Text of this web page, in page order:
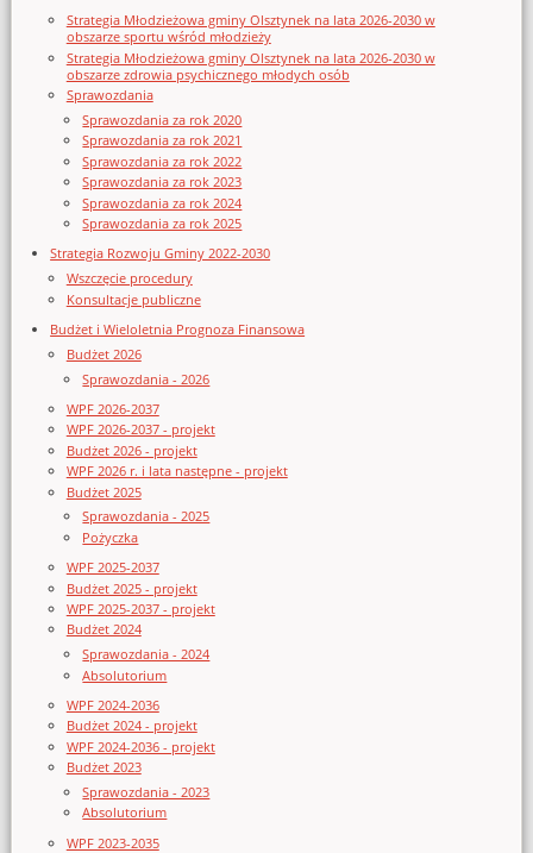
Strategia Młodzieżowa gminy Olsztynek na lata 2026-2030 w
obszarze sportu wśród młodzieży
Strategia Młodzieżowa gminy Olsztynek na lata 2026-2030 w
obszarze zdrowia psychicznego młodych osób
Sprawozdania
Sprawozdania za rok 2020
Sprawozdania za rok 2021
Sprawozdania za rok 2022
Sprawozdania za rok 2023
Sprawozdania za rok 2024
Sprawozdania za rok 2025
Strategia Rozwoju Gminy 2022-2030
Wszczęcie procedury
Konsultacje publiczne
Budżet i Wieloletnia Prognoza Finansowa
Budżet 2026
Sprawozdania - 2026
WPF 2026-2037
WPF 2026-2037 - projekt
Budżet 2026 - projekt
WPF 2026 r. i lata następne - projekt
Budżet 2025
Sprawozdania - 2025
Pożyczka
WPF 2025-2037
Budżet 2025 - projekt
WPF 2025-2037 - projekt
Budżet 2024
Sprawozdania - 2024
Absolutorium
WPF 2024-2036
Budżet 2024 - projekt
WPF 2024-2036 - projekt
Budżet 2023
Sprawozdania - 2023
Absolutorium
WPF 2023-2035